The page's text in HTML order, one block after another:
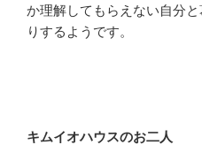
か理解してもらえない自分
りするようです。
キムイオハウスのお二人